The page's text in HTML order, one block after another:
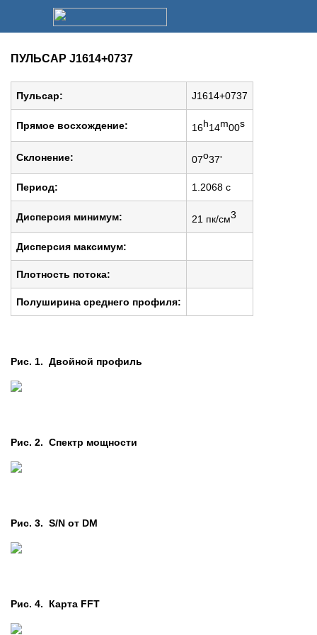
ПУЛЬСАР J1614+0737
Пульсар: J1614+0737
Прямое восхождение: 16h14m00s
Cклонение: 07o37'
Период: 1.2068 c
Дисперсия минимум: 21 пк/см3
Дисперсия максимум:
Плотность потока:
Полуширина среднего профиля:
Рис. 1. Двойной профиль
Рис. 2. Cпектр мощности
Рис. 3. S/N от DM
Рис. 4. Карта FFT